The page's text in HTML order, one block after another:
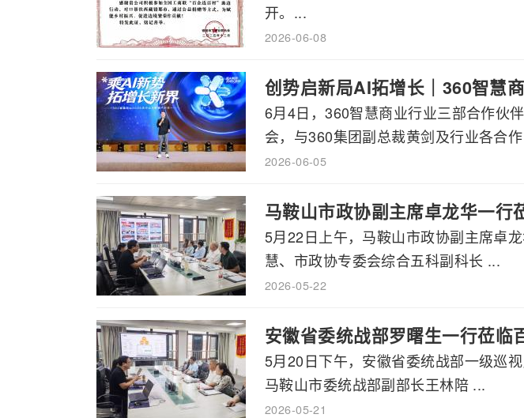
开。...
2026-06-08
创势启新局AI拓增长｜360智慧
6月4日，360智慧商业行业三部合作伙
会，与360集团副总裁黄剑及行业各合
2026-06-05
马鞍山市政协副主席卓龙华一行
5月22日上午，马鞍山市政协副主席卓
慧、市政协专委会综合五科副科长 ...
2026-05-22
安徽省委统战部罗曙生一行莅临
5月20日下午，安徽省委统战部一级巡
马鞍山市委统战部副部长王林陪 ...
2026-05-21